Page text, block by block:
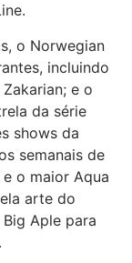
o Norwegian
incluindo
e o
da série
shows da
semanais de
o maior Aqua
arte do
Aple para